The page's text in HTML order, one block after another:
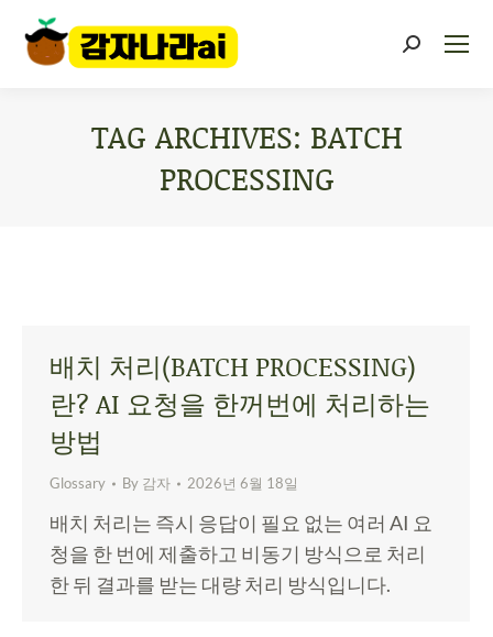
TAG ARCHIVES: BATCH
PROCESSING
배치 처리(BATCH PROCESSING)
란? AI 요청을 한꺼번에 처리하는
방법
Glossary By 감자 2026년 6월 18일
배치 처리는 즉시 응답이 필요 없는 여러 AI 요
청을 한 번에 제출하고 비동기 방식으로 처리
한 뒤 결과를 받는 대량 처리 방식입니다.